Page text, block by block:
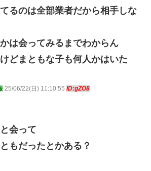
るのは全部業者だから相手しな
は会ってみるまでわからん
どまともな子も何人かはいた
25/06/22(日) 11:10:55 ID:gZO8
会って
もだったとかある？